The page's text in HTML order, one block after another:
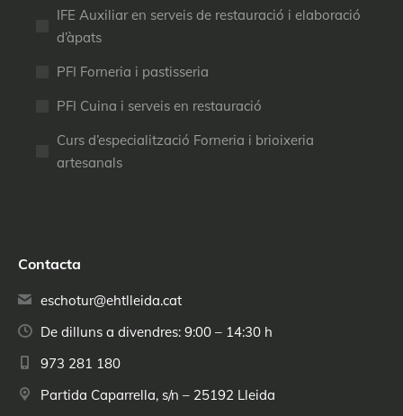
IFE Auxiliar en serveis de restauració i elaboració
d’àpats
PFI Forneria i pastisseria
PFI Cuina i serveis en restauració
Curs d’especialització Forneria i brioixeria
artesanals
Contacta
eschotur@ehtlleida.cat
De dilluns a divendres: 9:00 – 14:30 h
973 281 180
Partida Caparrella, s/n – 25192 Lleida